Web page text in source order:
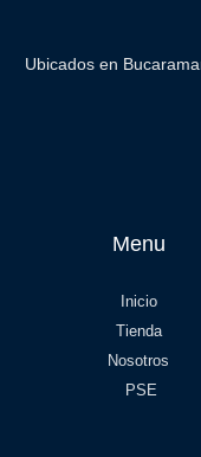
Ubicados en
Menu
Inicio
Tienda
Nosotros
PSE